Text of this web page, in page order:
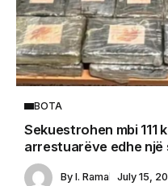
BOTA
Sekuestrohen mbi 111
arrestuarëve edhe një
By I. Rama July 15,